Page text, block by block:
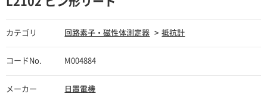
カテゴリ 回路素子・磁性体測定器 抵抗計
コードNo. M004884
メーカー 日置電機